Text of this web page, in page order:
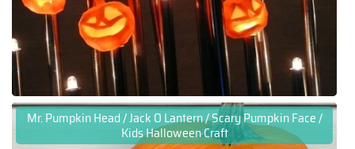
Mr. Pumpkin Head / Jack O Lantern / Scary Pumpkin Face /
Kids Halloween Craft